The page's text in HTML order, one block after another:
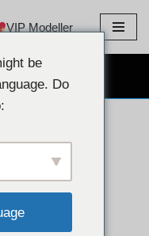
VIP Modeller
be
Do